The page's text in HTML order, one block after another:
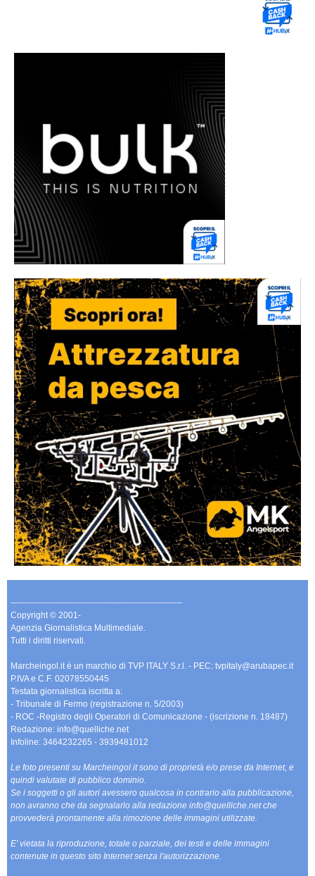
-------------------------------------------------------------
Copyright © 2001-
Agenzia Giornalistica Multimediale.
Tutti i diritti riservati.
Marcheingol.it è un marchio di TVP ITALY S.r.l. - PEC: tvpitaly@arubapec.it
P.IVA e C.F. 02078550445
Testata giornalistica iscritta a:
- Tribunale di Fermo (registrazione n. 5/2003)
- ROC -Registro degli Operatori di Comunicazione - (iscrizione n. 18487)
Redazione: info@quelliche.net
Infoline: 3464232265 - 3939481012
Le foto presenti su Marcheingol.it sono di proprietà e/o prese da Internet, e
quindi valutate di pubblico dominio.
Se i soggetti o gli autori avessero qualcosa in contrario alla pubblicazione,
non avranno che da segnalarlo alla redazione info@quelliche.net che
provvederà prontamente alla rimozione delle immagini utilizzate.
E' vietata la riproduzione, totale o parziale, dei testi e delle immagini
contenute in questo sito Internet senza l'autorizzazione.